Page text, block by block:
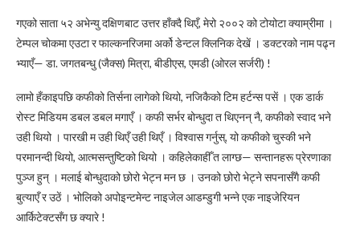
गएको साता ५२ अभेन्यु दक्षिणबाट उत्तर हाँक्दै थिएँ, मेरो २००२ को टोयोटा क्याम्रीमा ।
टेम्पल चोकमा एउटा र फाल्कनरिजमा अर्को डेन्टल क्लिनिक देखें । डक्टरको नाम पढ्न
भ्याएँ— डा. जगतबन्धु (जैक्स) मित्रा, बीडीएस, एमडी (ओरल सर्जरी) !
लामो हँकाइपछि कफीको तिर्सना लागेको थियो, नजिकैको टिम हर्टन्स पसें । एक डार्क
रोस्ट मिडियम डबल डबल मगाएँ । कफी सर्भर बोन्धुदा त थिएनन् नै, कफीको स्वाद भने
उही थियो । पारखी म उही थिएँ उही थिएँ । विश्वास गर्नुस्, यो कफीको चुस्की भने
परमानन्दी थियो, आत्मसन्तुष्टिको थियो । कहिलेकाहीँ त लाग्छ— सन्तानहरू प्रेरणाका
पुञ्ज हुन् । मलाई बोन्धुदाको छोरो भेट्न मन छ । उनको छोरो भेट्ने सपनासँगै कफी
बुत्याएँ र उठें । भोलिको अपोइन्टमेन्ट नाइजेल आडम्डुगी भन्ने एक नाइजेरियन
आर्किटेक्टसँग छ क्यारे !